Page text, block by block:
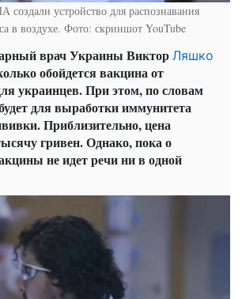
устройство для распознавания
в воздухе. Фото: скриншот YouTube
врач Украины ВикторЛяшко
обойдется вакцина от
украинцев. При этом, по словам
для выработки иммунитета
. Приблизительно, цена
гривен. Однако, пока о
не идет речи ни в одной